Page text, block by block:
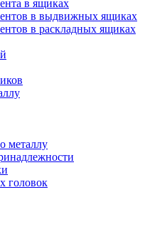
в ящиках
в выдвижных ящиках
в раскладных ящиках
металлу
головок